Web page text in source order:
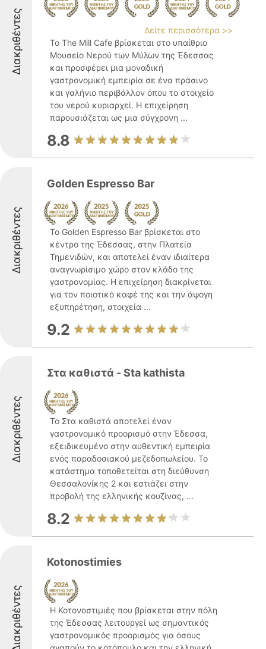
Διακριθέντες
Δείτε περισσότερα >>
Το The Mill Cafe βρίσκεται στο υπαίθριο
Μουσείο Νερού των Μύλων της Έδεσσας
και προσφέρει μια μοναδική
γαστρονομική εμπειρία σε ένα πράσινο
και γαλήνιο περιβάλλον όπου το στοιχείο
του νερού κυριαρχεί. Η επιχείρηση
παρουσιάζεται ως μια σύγχρονη ...
8.8
Διακριθέντες
Golden Espresso Bar
Το Golden Espresso Bar βρίσκεται στο
κέντρο της Έδεσσας, στην Πλατεία
Τημενιδών, και αποτελεί έναν ιδιαίτερα
αναγνωρίσιμο χώρο στον κλάδο της
γαστρονομίας. Η επιχείρηση διακρίνεται
για τον ποιοτικό καφέ της και την άψογη
εξυπηρέτηση, στοιχεία ...
9.2
Διακριθέντες
Στα καθιστά - Sta kathista
Το Στα καθιστά αποτελεί έναν
γαστρονομικό προορισμό στην Έδεσσα,
εξειδικευμένο στην αυθεντική εμπειρία
ενός παραδοσιακού μεζεδοπωλείου. Το
κατάστημα τοποθετείται στη διεύθυνση
Θεσσαλονίκης 2 και εστιάζει στην
προβολή της ελληνικής κουζίνας, ...
8.2
Διακριθέντες
Kotonostimies
Η Κοτονοστιμιές που βρίσκεται στην πόλη
της Έδεσσας λειτουργεί ως σημαντικός
γαστρονομικός προορισμός για όσους